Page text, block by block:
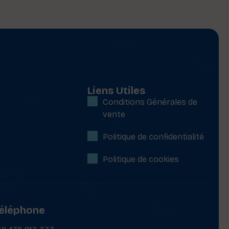
Liens Utiles
Conditions Générales de
vente
Politique de confidentialité
Politique de cookies